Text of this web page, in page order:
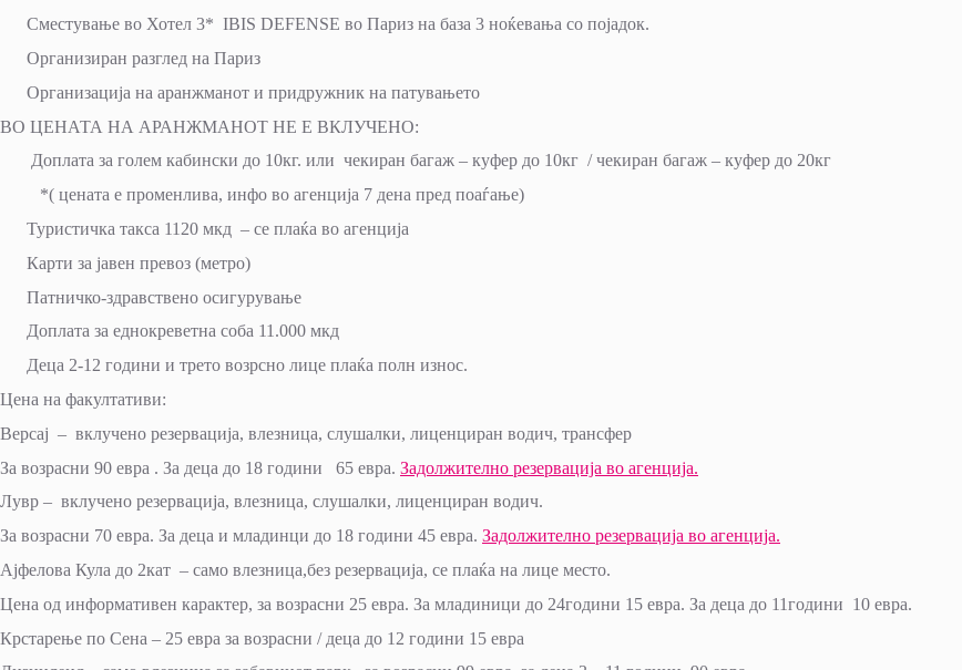
Сместување во Хотел 3* IBIS DEFENSE во Париз на база 3 ноќевања со појадок.
Организиран разглед на Париз
Организација на аранжманот и придружник на патувањето
ВО ЦЕНАТА НА АРАНЖМАНОТ НЕ Е ВКЛУЧЕНО:
Доплата за голем кабински до 10кг. или чекиран багаж – куфер до 10кг / чекиран багаж – куфер до 20кг
*( цената е променлива, инфо во агенција 7 дена пред поаѓање)
Туристичка такса 1120 мкд – се плаќа во агенција
Карти за јавен превоз (метро)
Патничко-здравствено осигурување
Доплата за еднокреветна соба 11.000 мкд
Деца 2-12 години и трето возрсно лице плаќа полн износ.
Цена на факултативи:
Версај – вклучено резервација, влезница, слушалки, лиценциран водич, трансфер
За возрасни 90 евра . За деца до 18 години 65 евра. Задолжително резервација во агенција.
Лувр – вклучено резервација, влезница, слушалки, лиценциран водич.
За возрасни 70 евра. За деца и младинци до 18 години 45 евра. Задолжително резервација во агенција.
Ајфелова Кула до 2кат – само влезница,без резервација, се плаќа на лице место.
Цена од информативен карактер, за возрасни 25 евра. За младиници до 24години 15 евра. За деца до 11години 10 евра.
Крстарење по Сена – 25 евра за возрасни / деца до 12 години 15 евра